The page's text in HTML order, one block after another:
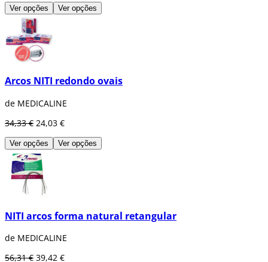
Ver opções Ver opções
Arcos NITI redondo ovais
de MEDICALINE
34,33 € 24,03 €
Ver opções Ver opções
NITI arcos forma natural retangular
de MEDICALINE
56,31 € 39,42 €